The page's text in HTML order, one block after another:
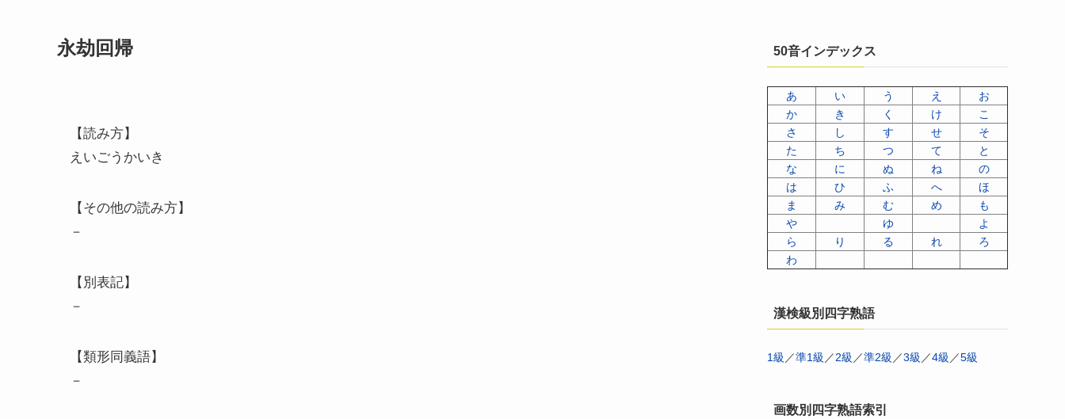
永劫回帰
【読み方】
えいごうかいき
【その他の読み方】
－
【別表記】
－
【類形同義語】
－
50音インデックス
あ い う え
お
か
き く け
こ
さ
し す せ
そ
た
ち つ て
と
な
に ぬ ね
の
は
ひ ふ へ
ほ
ま
み む め
も
や
ゆ
よ
ら
り る れ
ろ
わ
漢検級別四字熟語
1級 ／準1級 ／2級 ／準2級 ／3級 ／4級 ／5級
画数別四字熟語索引